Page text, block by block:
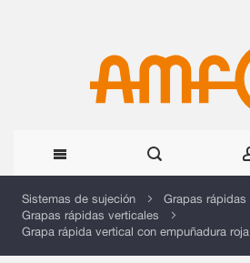
al
Sistemas de sujeción
Grapas rápidas
Grapas rápidas verticales
Grapa rápida vertical con empuñadura roja